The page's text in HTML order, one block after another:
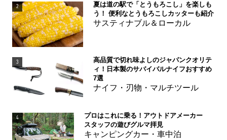
2
夏は道の駅で「とうもろこし」を楽しも
う！ 便利なとうもろこしカッターも紹介
サスティナブル＆ローカル
3
高品質で切れ味よしのジャパンクオリテ
ィ！日本製のサバイバルナイフおすすめ
7選
ナイフ・刃物・マルチツール
4
プロはこれに乗る！アウトドアメーカー
スタッフの遊びグルマ拝見
キャンピングカー・車中泊